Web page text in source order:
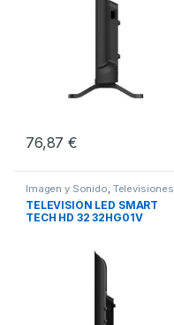
76,87€
Imagen y Sonido, Televisiones
TV de 32 pulgadas
TELEVISIÓN LED SMART
TECH HD 32 32HG01V